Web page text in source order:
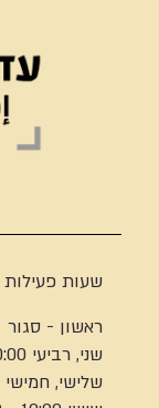
שעות
ראשון - סגור
שני, רביעי 10:00 - 16:00
שלישי, חמישי 10:00 - 21:00